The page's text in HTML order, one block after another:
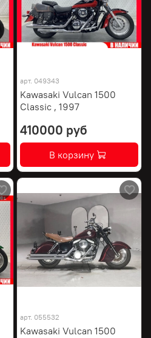
арт. 049343
Kawasaki Vulcan 1500
Classic , 1997
410000 руб
В корзину
арт. 055532
Kawasaki Vulcan 1500